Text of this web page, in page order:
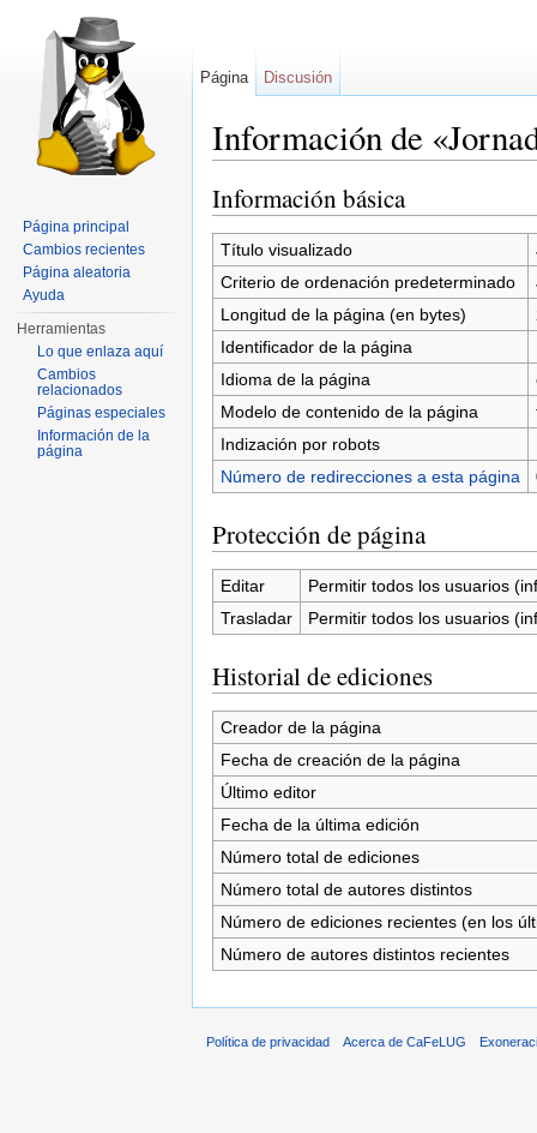
Información de
Información básica
Título visualizado
Criterio de ordenación predeterminado
Longitud de la página (en bytes)
Identificador de la página
Idioma de la página
Modelo de contenido de la página
Indización por robots
Número de redirecciones a esta página
Protección de página
Editar
Permitir todos los usuarios
Trasladar
Permitir todos los usuarios
Historial de ediciones
Creador de la página
Fecha de creación de la página
Último editor
Fecha de la última edición
Número total de ediciones
Número total de autores distintos
Número de ediciones recientes (en los
Número de autores distintos recientes
Página Discusión
Página principal
Cambios recientes
Página aleatoria
Ayuda
Herramientas
Lo que enlaza aquí
Cambios
relacionados
Páginas especiales
Información de la
página
Política de privacidad Acerca de CaFeLUG